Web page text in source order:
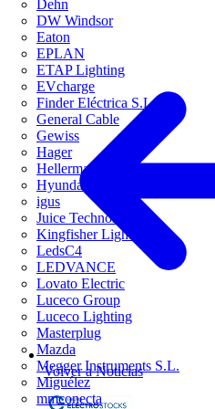
Dehn
DW Windsor
Eaton
EPLAN
ETAP Lighting
EVcharge
Finder Eléctrica S.L.U
General Cable
Gewiss
Hager
HellermannTyton
Hyundai Electric
igus
Juice Technology
Kingfisher Lighting
LedsC4
LEDVANCE
Lovato Electric
Luceco Group
Luceco Lighting
Masterplug
Mazda
Megger Instruments S.L.
Miguélez
mmconecta
Volver a Noticias